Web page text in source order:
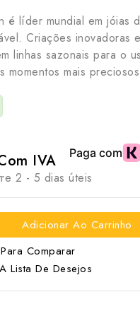
é líder mundial em jóias
Criações inovadoras
linhas sazonais para o
momentos mais
IVA
2 - 5 dias úteis
Adicionar Ao Carrinho
Comparar
Lista De Desejos